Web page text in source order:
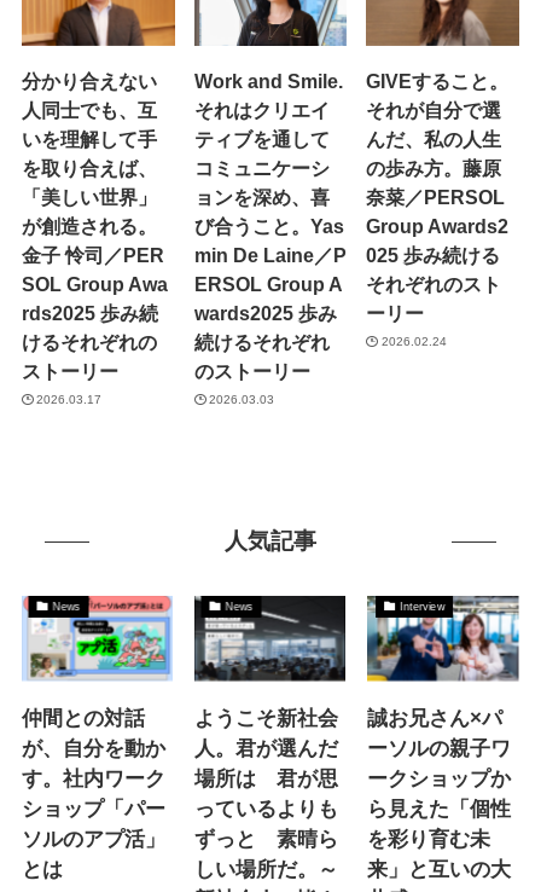
分かり合えない
人同士でも、互
いを理解して手
を取り合えば、
「美しい世界」
が創造される。
金子 怜司／PER
SOL Group Awa
rds2025 歩み続
けるそれぞれの
ストーリー
2026.03.17
Work and Smile.
それはクリエイ
ティブを通して
コミュニケーシ
ョンを深め、喜
び合うこと。Yas
min De Laine／P
ERSOL Group A
wards2025 歩み
続けるそれぞれ
のストーリー
2026.03.03
GIVEすること。
それが自分で選
んだ、私の人生
の歩み方。藤原
奈菜／PERSOL
Group Awards2
025 歩み続ける
それぞれのスト
ーリー
2026.02.24
人気記事
News
仲間との対話
が、自分を動か
す。社内ワーク
ショップ「パー
ソルのアプ活」
とは
News
ようこそ新社会
人。君が選んだ
場所は 君が思
っているよりも
ずっと 素晴ら
しい場所だ。～
Interview
誠お兄さん×パ
ーソルの親子ワ
ークショップか
ら見えた「個性
を彩り育む未
来」と互いの大